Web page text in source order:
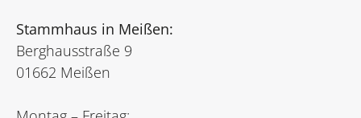
Stammhaus in Meißen:
Berghausstraße 9
01662 Meißen